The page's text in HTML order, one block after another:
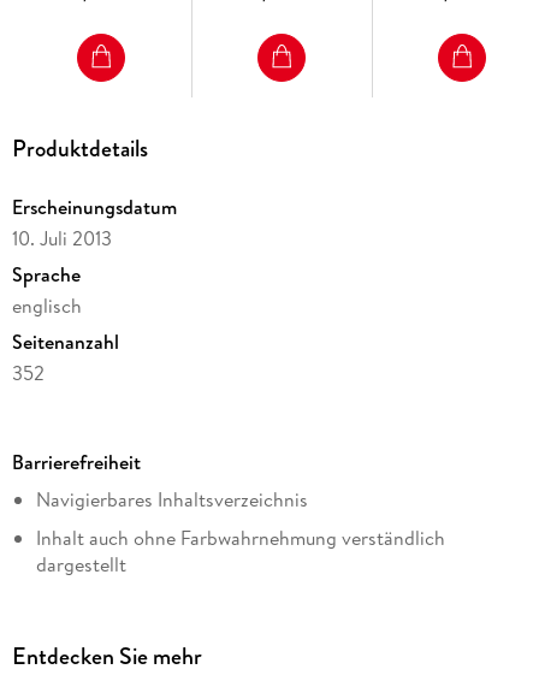
Produktdetails
Erscheinungsdatum
10. Juli 2013
Sprache
englisch
Seitenanzahl
352
Reihe
Oxford School Shakespeare
Autor/Autorin
William Shakespeare
David Bevington, David Scott Kastan
Barrierefreiheit
Navigierbares Inhaltsverzeichnis
Inhalt auch ohne Farbwahrnehmung verständlich
dargestellt
Entdecken Sie mehr